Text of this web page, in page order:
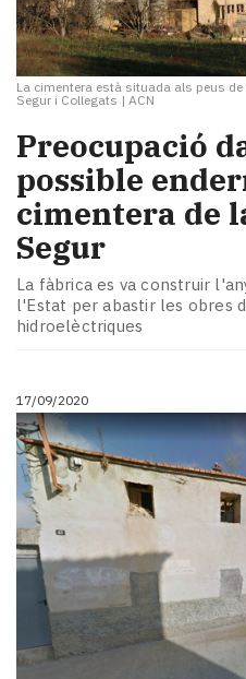
La cimentera està situada als peus
Segur i Collegats | ACN
​Preocupació
possible
cimentera de
Segur
La fàbrica es va construir
l'Estat per abastir les obres
hidroelèctriques
17/09/2020